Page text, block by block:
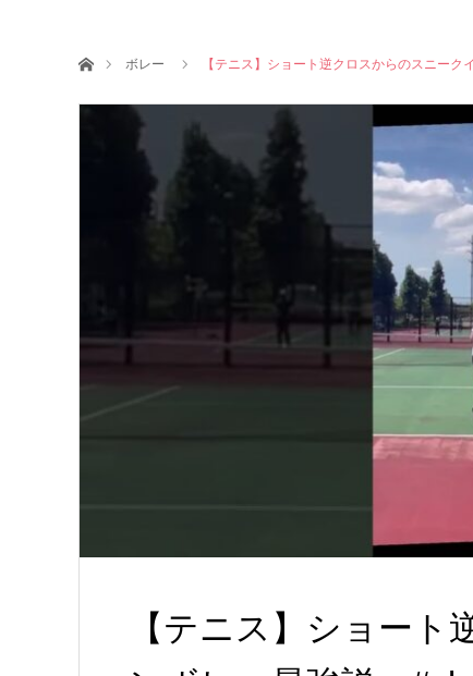
ホームボレー 【テニス】ショート逆クロスからのスニー
【テニス】ショート